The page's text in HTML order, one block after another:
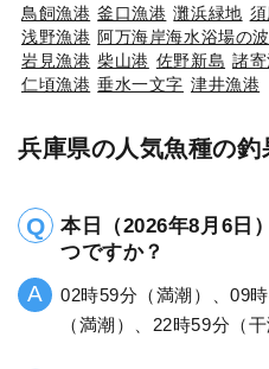
鳥飼漁港 釜口漁港 灘浜緑地
浅野漁港 阿万海岸海水浴場の
岩見漁港 柴山港 佐野新島 諸
仁頃漁港 垂水一文字 津井漁港
兵庫県の人気魚種の釣
本日（2026年8月6日
つですか？
02時59分（満潮）、09
（満潮）、22時59分（干